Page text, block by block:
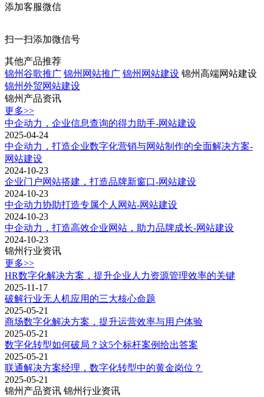
添加客服微信
扫一扫添加微信号
其他产品推荐
锦州谷歌推广 锦州网站推广 锦州网站建设 锦州高端网站建设
锦州外贸网站建设
锦州产品资讯
更多>>
中企动力，企业信息查询的得力助手-网站建设
2025-04-24
中企动力，打造企业数字化营销与网站制作的全面解决方案-
网站建设
2024-10-23
企业门户网站搭建，打造品牌新窗口-网站建设
2024-10-23
中企动力协助打造专属个人网站-网站建设
2024-10-23
中企动力，打造高效企业网站，助力品牌成长-网站建设
2024-10-23
锦州行业资讯
更多>>
HR数字化解决方案，提升企业人力资源管理效率的关键
2025-11-17
破解行业无人机应用的三大核心命题
2025-05-21
商场数字化解决方案，提升运营效率与用户体验
2025-05-21
数字化转型如何破局？这5个标杆案例给出答案
2025-05-21
联通解决方案经理，数字化转型中的黄金岗位？
2025-05-21
锦州产品资讯 锦州行业资讯